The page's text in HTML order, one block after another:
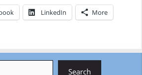
LinkedIn More
Search